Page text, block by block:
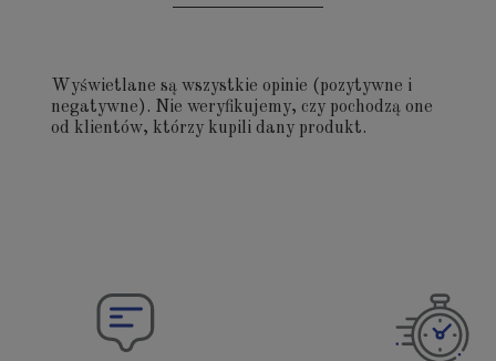
Wyświetlane są wszystkie opinie (pozytywne i
negatywne). Nie weryfikujemy, czy pochodzą one
od klientów, którzy kupili dany produkt.